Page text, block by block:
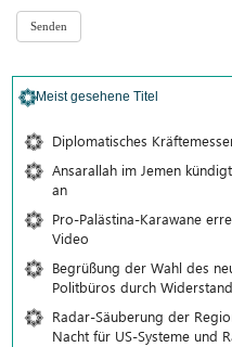
Meist gesehene Titel
Diplomatisches
Ansarallah im Jemen
an
Pro-Palästina-Karawane
Video
Begrüßung der Wahl des
Politbüros durch
Radar-Säuberung der
Nacht für US-Systeme und